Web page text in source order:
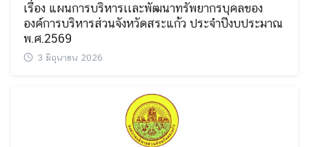
เรื่อง แผนการบริหารเเละพัฒนาทรัพยากรบุคลของ
องค์การบริหารส่วนจังหวัดสระแก้ว ประจำปีงบประมาณ
พ.ศ.2569
3 มิถุนายน 2026